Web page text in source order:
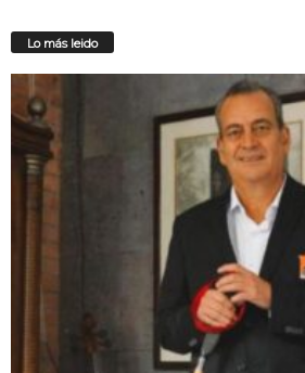
Lo más leido